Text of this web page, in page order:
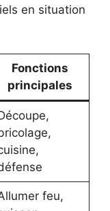
en situation
Fonctions
principales
feu,